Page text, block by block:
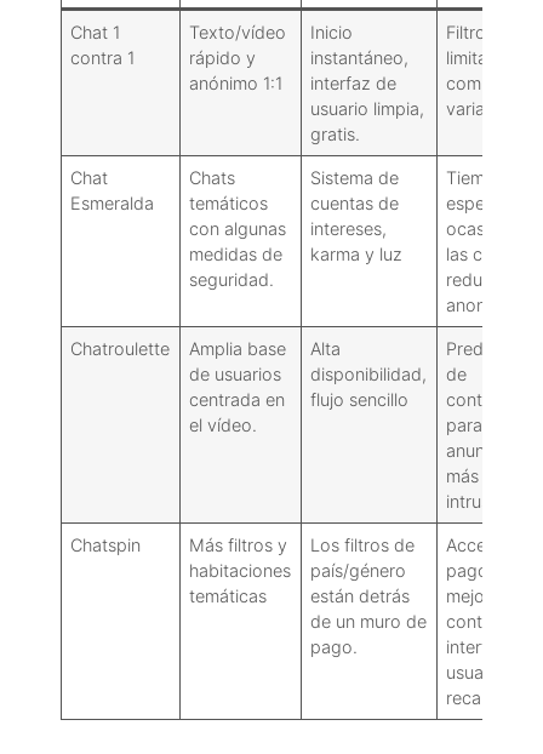
Chat 1
contra 1
Texto/vídeo
rápido y
anónimo 1:1
Inicio
instantáneo,
interfaz de
usuario limpia,
gratis.
Filtros
limitados,
comunidad
variable
Chat
Esmeralda
Chats
temáticos
con algunas
medidas de
seguridad.
Sistema de
cuentas de
intereses,
karma y luz
Tiempos de
espera
las cuentas
reducen el
anonimato.
Chatroulette
Amplia base
de usuarios
centrada en
el vídeo.
Alta
disponibilidad,
flujo sencillo
Predominio
de
contenido
para
anuncios
más
intrusivos
Chatspin
Más filtros y
habitaciones
temáticas
Los filtros de
país/género
están detrás
de un muro de
pago.
Acceso de
pago a los
mejores
controles:
interfaz de
usuario más
recargada